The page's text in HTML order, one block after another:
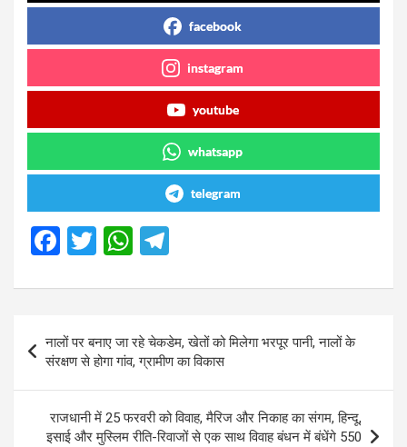
facebook
instagram
youtube
whatsapp
telegram
F
ce
b
o
o
k
T
tt
W
at
s
A
p
p
e
gr
a
m
navigation
नालों पर बनाए जा रहे चेकडेम, खेतों को मिलेगा भरपूर पानी, नालों के
संरक्षण से होगा गांव, ग्रामीण का विकास
राजधानी में 25 फरवरी को विवाह, मैरिज और निकाह का संगम, हिन्दू,
इसाई और मुस्लिम रीति-रिवाजों से एक साथ विवाह बंधन में बंधेंगे 550